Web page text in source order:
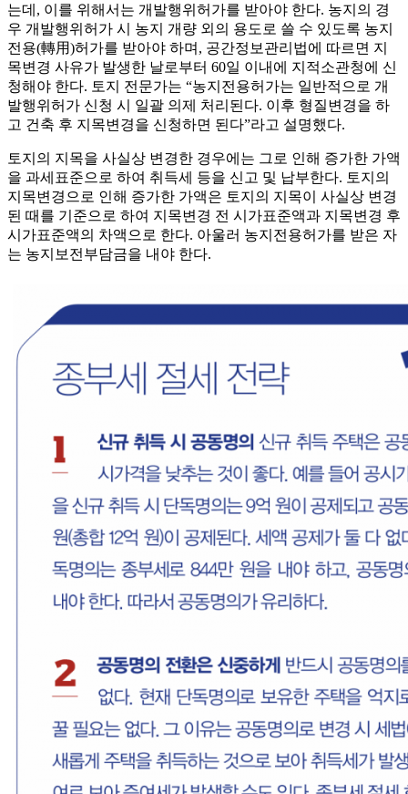
는데, 이를 위해서는 개발행위허가를 받아야 한다. 농지의 경
우 개발행위허가 시 농지 개량 외의 용도로 쓸 수 있도록 농지
전용(轉用)허가를 받아야 하며, 공간정보관리법에 따르면 지
목변경 사유가 발생한 날로부터 60일 이내에 지적소관청에 신
청해야 한다. 토지 전문가는 “농지전용허가는 일반적으로 개
발행위허가 신청 시 일괄 의제 처리된다. 이후 형질변경을 하
고 건축 후 지목변경을 신청하면 된다”라고 설명했다.
토지의 지목을 사실상 변경한 경우에는 그로 인해 증가한 가액
을 과세표준으로 하여 취득세 등을 신고 및 납부한다. 토지의
지목변경으로 인해 증가한 가액은 토지의 지목이 사실상 변경
된 때를 기준으로 하여 지목변경 전 시가표준액과 지목변경 후
시가표준액의 차액으로 한다. 아울러 농지전용허가를 받은 자
는 농지보전부담금을 내야 한다.